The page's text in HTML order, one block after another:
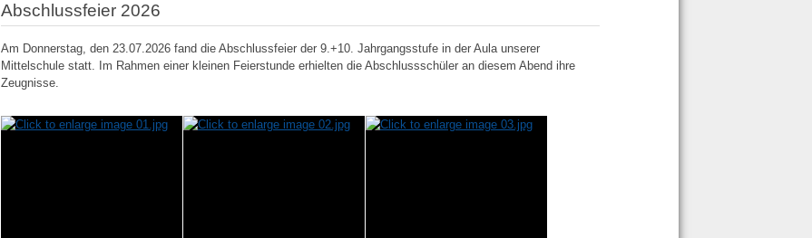
Abschlussfeier 2026
Am Donnerstag, den 23.07.2026 fand die Abschlussfeier der 9.+10. Jahrgangsstufe in der Aula unserer
Mittelschule statt. Im Rahmen einer kleinen Feierstunde erhielten die Abschlussschüler an diesem Abend ihre
Zeugnisse.